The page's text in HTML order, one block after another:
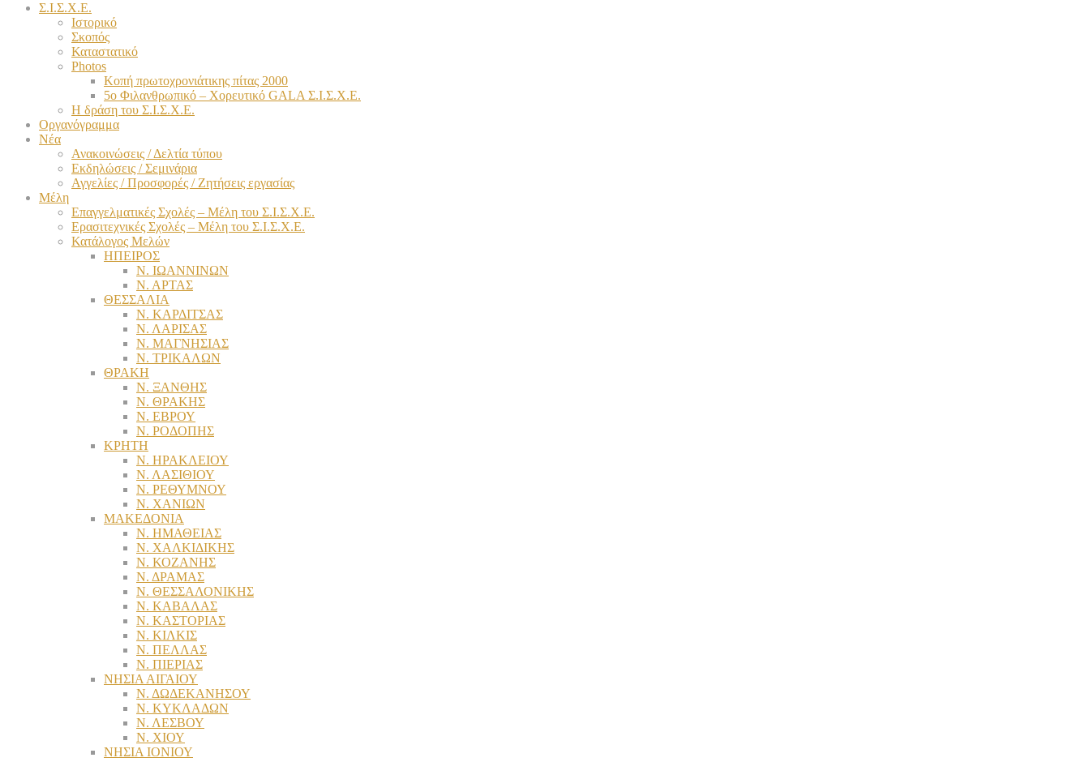
Σ.Ι.Σ.Χ.Ε.
Ιστορικό
Σκοπός
Καταστατικό
Photos
Κοπή πρωτοχρονιάτικης πίτας 2000
5ο Φιλανθρωπικό – Χορευτικό GALA Σ.Ι.Σ.Χ.Ε.
Η δράση του Σ.Ι.Σ.Χ.Ε.
Οργανόγραμμα
Νέα
Ανακοινώσεις / Δελτία τύπου
Εκδηλώσεις / Σεμινάρια
Αγγελίες / Προσφορές / Ζητήσεις εργασίας
Μέλη
Επαγγελματικές Σχολές – Μέλη του Σ.Ι.Σ.Χ.Ε.
Ερασιτεχνικές Σχολές – Μέλη του Σ.Ι.Σ.Χ.Ε.
Κατάλογος Μελών
ΗΠΕΙΡΟΣ
Ν. ΙΩΑΝΝΙΝΩΝ
Ν. ΑΡΤΑΣ
ΘΕΣΣΑΛΙΑ
Ν. ΚΑΡΔΙΤΣΑΣ
Ν. ΛΑΡΙΣΑΣ
Ν. ΜΑΓΝΗΣΙΑΣ
Ν. ΤΡΙΚΑΛΩΝ
ΘΡΑΚΗ
Ν. ΞΑΝΘΗΣ
Ν. ΘΡΑΚΗΣ
Ν. ΕΒΡΟΥ
Ν. ΡΟΔΟΠΗΣ
ΚΡΗΤΗ
Ν. ΗΡΑΚΛΕΙΟΥ
Ν. ΛΑΣΙΘΙΟΥ
Ν. ΡΕΘΥΜΝΟΥ
Ν. ΧΑΝΙΩΝ
ΜΑΚΕΔΟΝΙΑ
Ν. ΗΜΑΘΕΙΑΣ
Ν. ΧΑΛΚΙΔΙΚΗΣ
Ν. ΚΟΖΑΝΗΣ
Ν. ΔΡΑΜΑΣ
Ν. ΘΕΣΣΑΛΟΝΙΚΗΣ
Ν. ΚΑΒΑΛΑΣ
Ν. ΚΑΣΤΟΡΙΑΣ
Ν. ΚΙΛΚΙΣ
Ν. ΠΕΛΛΑΣ
Ν. ΠΙΕΡΙΑΣ
ΝΗΣΙΑ ΑΙΓΑΙΟΥ
Ν. ΔΩΔΕΚΑΝΗΣΟΥ
Ν. ΚΥΚΛΑΔΩΝ
Ν. ΛΕΣΒΟΥ
Ν. ΧΙΟΥ
ΝΗΣΙΑ ΙΟΝΙΟΥ